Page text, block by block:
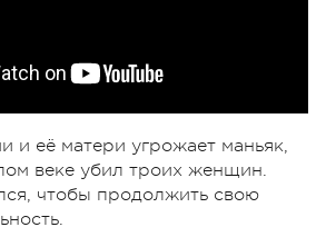
и её матери угрожает маньяк,
веке убил троих женщин.
чтобы продолжить свою